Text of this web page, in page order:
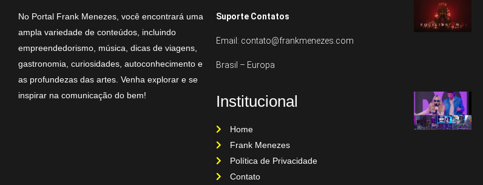
No Portal Frank Menezes, você encontrará uma
ampla variedade de conteúdos, incluindo
empreendedorismo, música, dicas de viagens,
gastronomia, curiosidades, autoconhecimento e
as profundezas das artes. Venha explorar e se
inspirar na comunicação do bem!
Suporte Contatos
Email: contato@frankmenezes.com
Brasil – Europa
Institucional
Home
Frank Menezes
Política de Privacidade
Contato